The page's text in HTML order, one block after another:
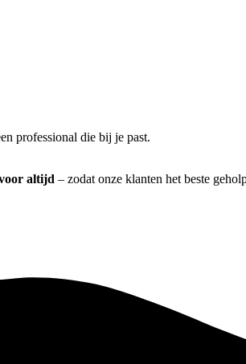
professional die bij je past.
altijd – zodat onze klanten het beste